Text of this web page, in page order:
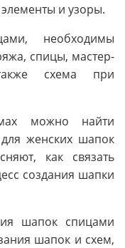
и узоры.
необходимы
спицы, мастер-
схема при
можно найти
женских шапок
как связать
создания шапки
шапок спицами
шапок и схем,